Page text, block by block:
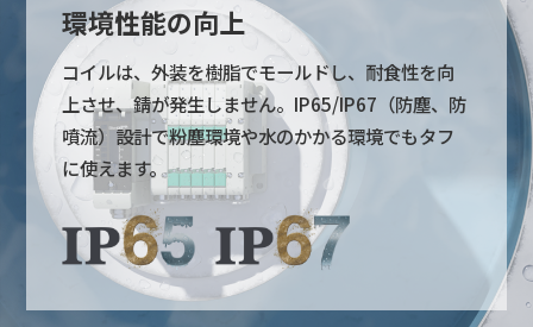
環境性能の向上
コイルは、外装を樹脂でモールドし、耐食性を向
上させ、錆が発生しません。IP65/IP67（防塵、防
噴流）設計で粉塵環境や水のかかる環境でもタフ
に使えます。